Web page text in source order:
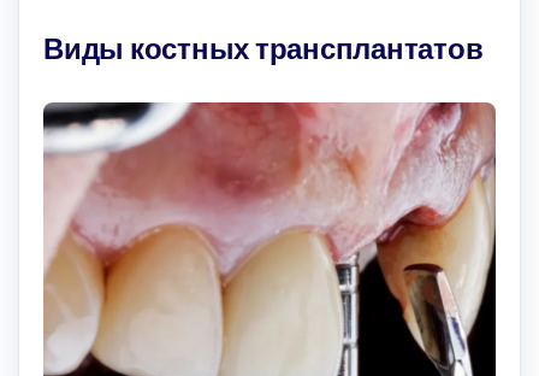
Виды костных трансплантатов